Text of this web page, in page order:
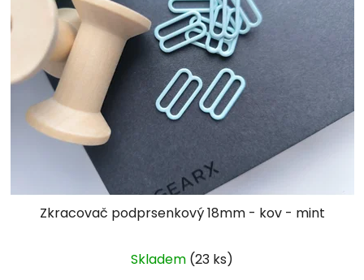
Zkracovač podprsenkový 18mm - kov - mint
Skladem (23 ks)